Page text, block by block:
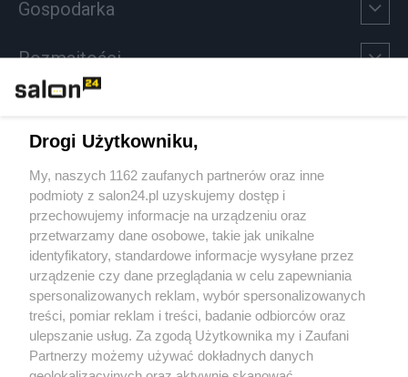
Gospodarka
Rozmaitości
Sport
Społeczeństwo
Kultura
X Facebook Instagram Youtube
Drogi Użytkowniku,
My, naszych 1162 zaufanych partnerów oraz inne
podmioty z salon24.pl uzyskujemy dostęp i
przechowujemy informacje na urządzeniu oraz
przetwarzamy dane osobowe, takie jak unikalne
identyfikatory, standardowe informacje wysyłane przez
urządzenie czy dane przeglądania w celu zapewniania
spersonalizowanych reklam, wybór spersonalizowanych
treści, pomiar reklam i treści, badanie odbiorców oraz
ulepszanie usług. Za zgodą Użytkownika my i Zaufani
Partnerzy możemy używać dokładnych danych